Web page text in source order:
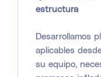
estructura
Desarrollamos
aplicables
su equipo,